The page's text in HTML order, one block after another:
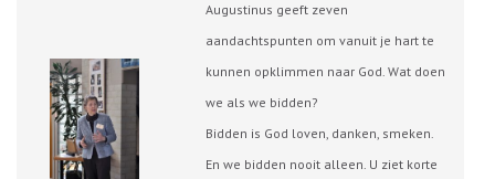
Augustinus geeft zeven
aandachtspunten om vanuit je hart te
kunnen opklimmen naar God. Wat doen
we als we bidden?
Bidden is God loven, danken, smeken.
En we bidden nooit alleen. U ziet korte